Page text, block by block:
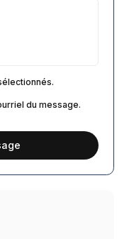
du message.